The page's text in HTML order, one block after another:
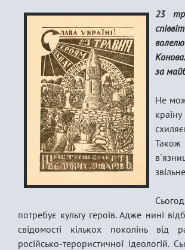
23
за
Не
Також
потребує культу героїв. Адже нині
свідомості кількох поколінь від
російсько-терористичної ідеологій.